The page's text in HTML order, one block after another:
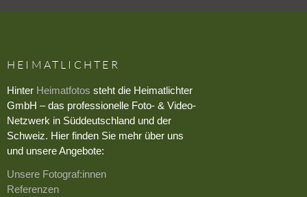
HEIMATLICHTER
Hinter Heimatfotos steht die Heimatlichter
GmbH – das professionelle Foto- & Video-
Netzwerk in Süddeutschland und der
Schweiz. Hier finden Sie mehr über uns
und unsere Angebote:
Unsere Fotograf:innen
Referenzen